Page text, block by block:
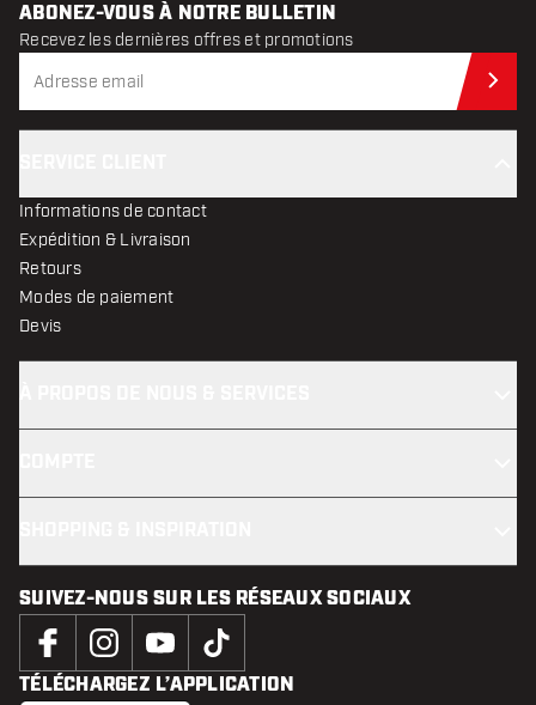
ABONEZ-VOUS À NOTRE BULLETIN
Recevez les dernières offres et promotions
Informations de contact
Expédition & Livraison
Retours
Modes de paiement
Devis
SUIVEZ-NOUS SUR LES RÉSEAUX SOCIAUX
TÉLÉCHARGEZ L’APPLICATION